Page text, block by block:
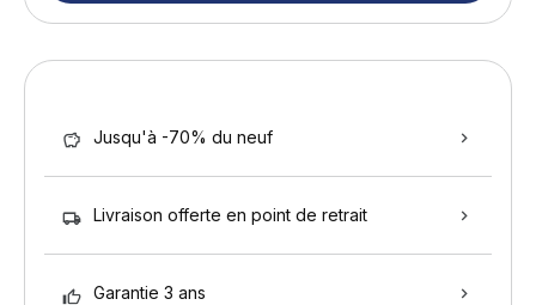
Jusqu'à -70% du neuf
Livraison offerte en point de retrait
Garantie 3 ans